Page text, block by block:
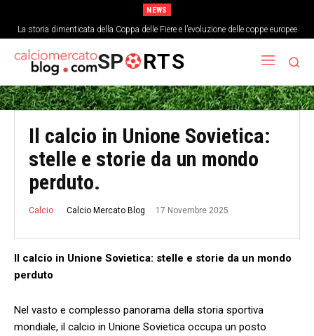
NEWS
La storia dimenticata della Coppa delle Fiere e l’evoluzione delle coppe europee
SP RTS
Il calcio in Unione Sovietica:
stelle e storie da un mondo
perduto.
Calcio Calcio Mercato Blog 17 Novembre 2025
Il calcio in Unione Sovietica: stelle ⁢e ‌storie da un‌ mondo
perduto
Nel ⁤vasto ⁤e complesso panorama ⁣della storia sportiva
mondiale, il calcio ⁣in ​Unione Sovietica occupa un‌ posto